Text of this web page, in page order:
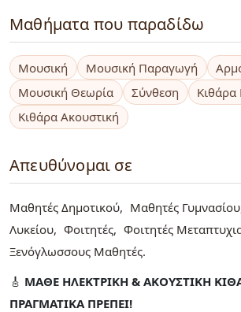
Μαθήματα που παραδίδω
Μουσική Μουσική Παραγωγή
Μουσική Θεωρία
Σύνθεση
Κιθάρα
Κιθάρα Ακουστική
Απευθύνομαι σε
Μαθητές Δημοτικού Μαθητές Γυμνασίου
Λυκείου
Φοιτητές
Φοιτητές
Ξενόγλωσσους Μαθητές
🎸 ΜΑΘΕ ΗΛΕΚΤΡΙΚΗ & ΑΚΟΥΣΤΙΚΗ
ΠΡΑΓΜΑΤΙΚΑ ΠΡΕΠΕΙ!